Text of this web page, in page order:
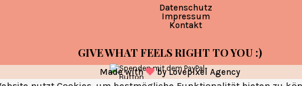
Datenschutz
Impressum
Kontakt
GIVE WHAT FEELS RIGHT TO YOU :)
Made with byLovepixel Agency